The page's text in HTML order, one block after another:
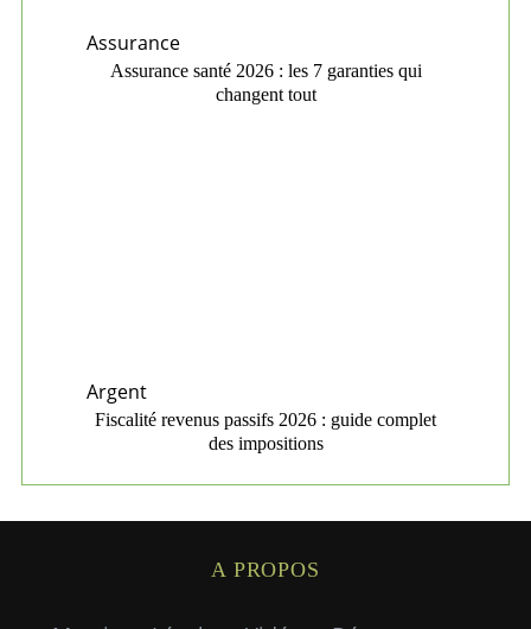
Assurance
Assurance santé 2026 : les 7 garanties qui
changent tout
Argent
Fiscalité revenus passifs 2026 : guide complet
des impositions
A PROPOS